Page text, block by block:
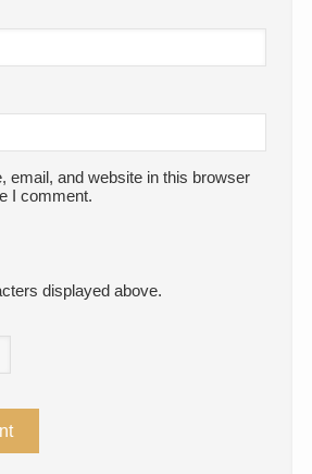
email, and website in this browser
I comment.
displayed above.